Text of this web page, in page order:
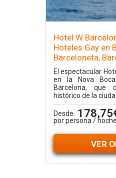
Hotel W
Hoteles Gay en
Barceloneta,
El espectacular
en la Nova
Barcelona, que
histórico de la ciudad
Desde
por persona / noche
VER